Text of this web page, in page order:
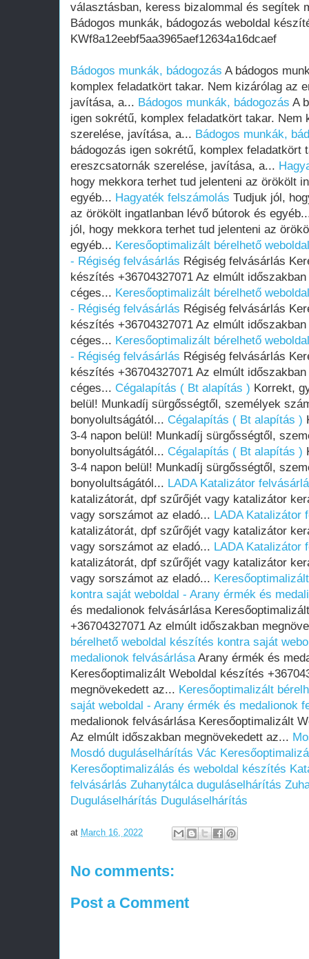
választásban, keress bizalommal és segítek
Bádogos munkák, bádogozás weboldal
KWf8a12eebf5aa3965aef12634a16dcaef
Bádogos munkák, bádogozás A bádogos
komplex feladatkört takar. Nem kizárólag az
javítása, a... Bádogos munkák, bádogozás A
igen sokrétű, komplex feladatkört takar.
szerelése, javítása, a... Bádogos munkák,
bádogozás igen sokrétű, komplex feladatkört
ereszcsatornák szerelése, javítása, a...
hogy mekkora terhet tud jelenteni az örökölt
egyéb... Hagyaték felszámolás Tudjuk jól,
az örökölt ingatlanban lévő bútorok és
jól, hogy mekkora terhet tud jelenteni az
egyéb... Keresőoptimalizált bérelhető
- Régiség felvásárlás Régiség felvásárlás
készítés +36704327071 Az elmúlt
céges... Keresőoptimalizált bérelhető
- Régiség felvásárlás Régiség felvásárlás
készítés +36704327071 Az elmúlt
céges... Keresőoptimalizált bérelhető
- Régiség felvásárlás Régiség felvásárlás
készítés +36704327071 Az elmúlt
céges... Cégalapítás ( Bt alapítás ) Korrekt,
belül! Munkadíj sürgősségtől, személyek
bonyolultságától... Cégalapítás ( Bt alapítás )
3-4 napon belül! Munkadíj sürgősségtől,
bonyolultságától... Cégalapítás ( Bt alapítás )
3-4 napon belül! Munkadíj sürgősségtől,
bonyolultságától... LADA Katalizátor
katalizátorát, dpf szűrőjét vagy katalizátor
vagy sorszámot az eladó... LADA Katalizátor
katalizátorát, dpf szűrőjét vagy katalizátor
vagy sorszámot az eladó... LADA Katalizátor
katalizátorát, dpf szűrőjét vagy katalizátor
vagy sorszámot az eladó...
kontra saját weboldal - Arany érmék és
és medalionok felvásárlása
+36704327071 Az elmúlt időszakban
bérelhető weboldal készítés kontra saját
medalionok felvásárlásaArany érmék és
Keresőoptimalizált Weboldal készítés
megnövekedett az... Keresőoptimalizált
saját weboldal - Arany érmék és medalionok
medalionok felvásárlása Keresőoptimalizált
Az elmúlt időszakban megnövekedett az...
Mosdó duguláselhárítás Vác
Keresőoptimalizálás és weboldal készítés
felvásárlás Zuhanytálca duguláselhárítás
Duguláselhárítás Duguláselhárítás
at March 16, 2022
No comments:
Post a Comment